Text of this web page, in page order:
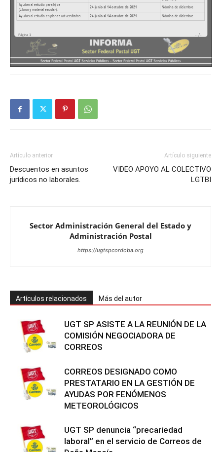
Artículo anterior
Descuentos en asuntos
jurídicos no laborales.
Artículo siguiente
VIDEO APOYO AL COLECTIVO
LGTBI
Sector Administración General del Estado y
Administración Postal
https://ugtspcordoba.org
Artículos relacionados Más del autor
UGT SP ASISTE A LA REUNIÓN DE LA
COMISIÓN NEGOCIADORA DE
CORREOS
CORREOS DESIGNADO COMO
PRESTATARIO EN LA GESTIÓN DE
AYUDAS POR FENÓMENOS
METEOROLÓGICOS
UGT SP denuncia “precariedad
laboral” en el servicio de Correos de